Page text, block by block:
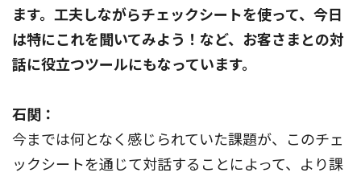
ます。工夫しながらチェックシートを使って、今日
は特にこれを聞いてみよう！など、お客さまとの対
話に役立つツールにもなっています。
石関：
今までは何となく感じられていた課題が、このチェ
ックシートを通じて対話することによって、より課